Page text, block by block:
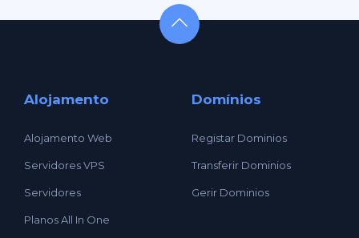
Alojamento
Alojamento Web
Servidores VPS
Servidores
Planos All In One
Domínios
Registar Dominios
Transferir Dominios
Gerir Dominios